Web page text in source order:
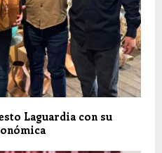
Laguardia con su